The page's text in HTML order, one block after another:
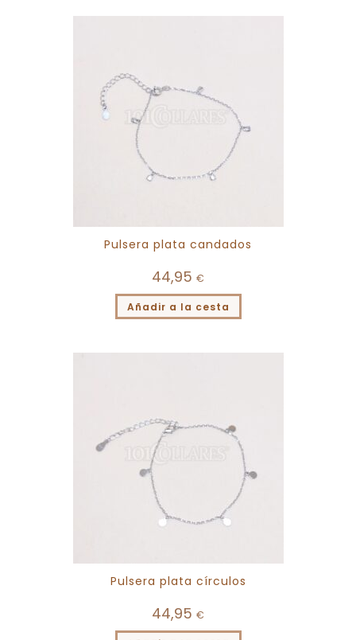
Pulsera plata candados
44,95 €
Añadir a la cesta
Pulsera plata círculos
44,95 €